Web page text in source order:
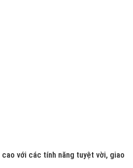
với các tính năng tuyệt vời, giao